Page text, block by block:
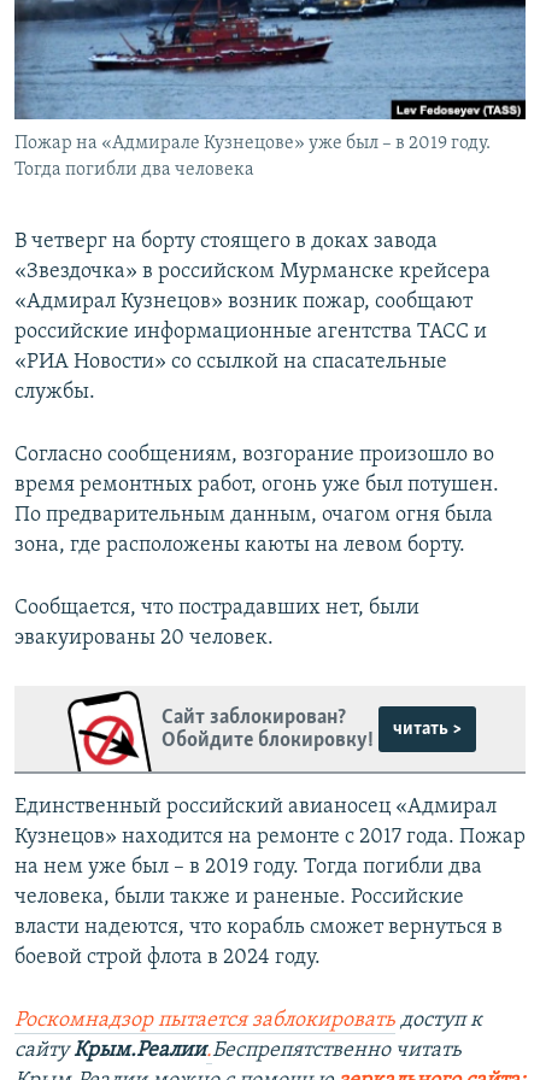
ПОБЕДИТЕЛЕЙ НЕ СУДЯТ?
КРЫМ.НЕПОКОРЕННЫЙ
ELIFBE
УКРАИНСКАЯ ПРОБЛЕМА КРЫМА
ПРИСОЕДИНЯЙТЕСЬ!
Все сайты RFE/RL
Пожар на «Адмирале Кузнецове» уже был – в 2019 году.
Тогда погибли два человека
В четверг на борту стоящего в доках завода
«Звездочка» в российском Мурманске крейсера
«Адмирал Кузнецов» возник пожар, сообщают
российские информационные агентства ТАСС и
«РИА Новости» со ссылкой на спасательные
службы.
Согласно сообщениям, возгорание произошло во
время ремонтных работ, огонь уже был потушен.
По предварительным данным, очагом огня была
зона, где расположены каюты на левом борту.
Сообщается, что пострадавших нет, были
эвакуированы 20 человек.
Сайт заблокирован?
Обойдите блокировку!
читать >
Единственный российский авианосец «Адмирал
Кузнецов» находится на ремонте с 2017 года. Пожар
на нем уже был – в 2019 году. Тогда погибли два
человека, были также и раненые. Российские
власти надеются, что корабль сможет вернуться в
боевой строй флота в 2024 году.
Роскомнадзор пытается заблокировать доступ к
сайтуКрым.Реалии.Беспрепятственно читать